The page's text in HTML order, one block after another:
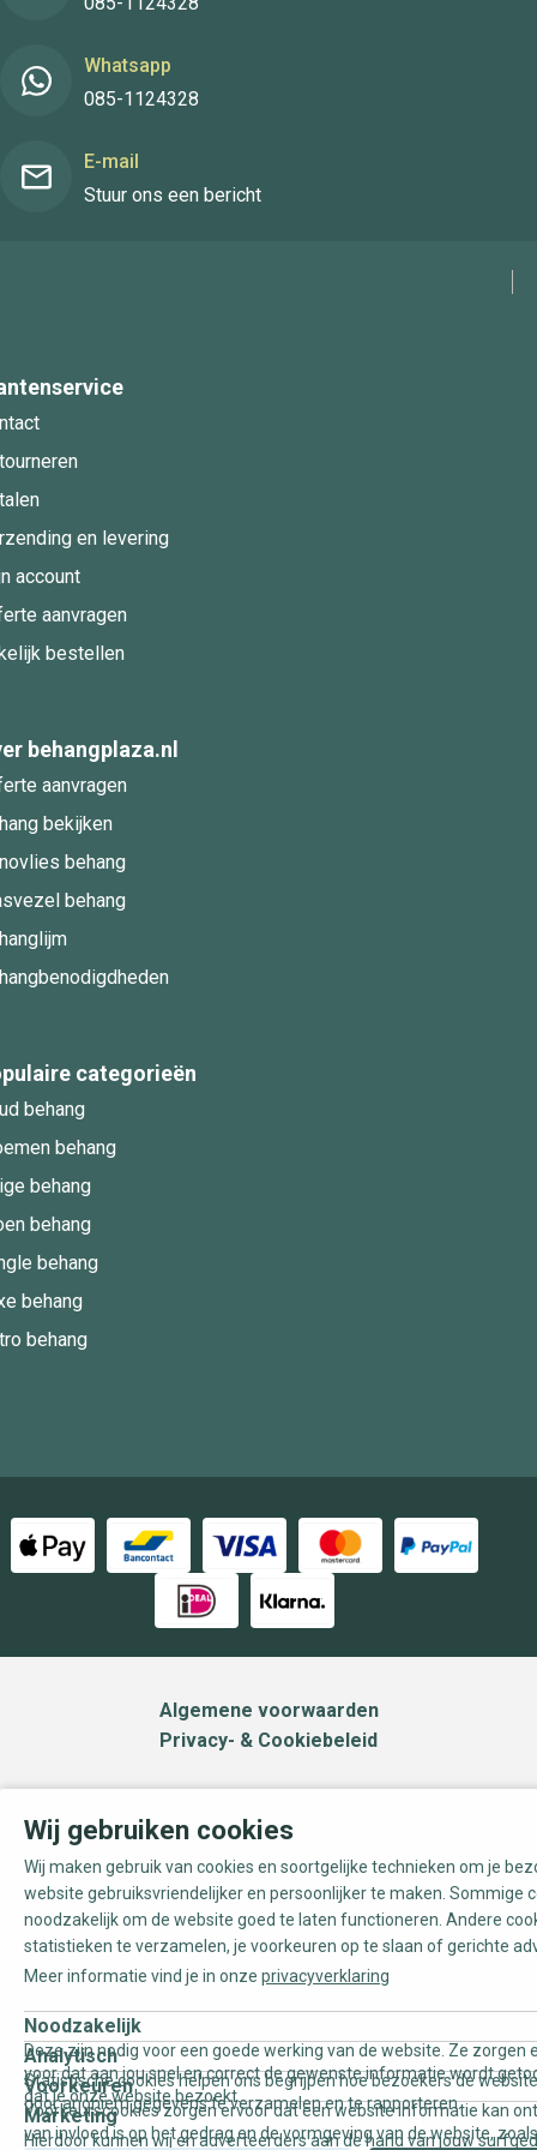
Whatsapp
085-1124328
E-mail
Stuur ons een bericht
en levering
account
aanvragen
bestellen
behangplaza.nl
aanvragen
bekijken
behang
behang
categorieën
behang
behang
behang
behang
behang
behang
behang
Algemene voorwaarden
Privacy- & Cookiebeleid
Wij gebruiken cookies
Wij maken gebruik van cookies en soortgelijke technieken om je
website gebruiksvriendelijker en persoonlijker te maken. Sommige
noodzakelijk om de website goed te laten functioneren. Andere
statistieken te verzamelen, je voorkeuren op te slaan of gerichte
Meer informatie vind je in onze privacyverklaring
Noodzakelijk
Deze zijn nodig voor een goede werking van de website. Ze zorgen
voor dat aan jou snel en correct de gewenste informatie wordt
dat je onze website bezoekt.
Analytisch
Statistische cookies helpen ons begrijpen hoe bezoekers de
door anoniem gegevens te verzamelen en te rapporteren.
Voorkeuren
Voorkeurscookies zorgen ervoor dat een website informatie kan
van invloed is op het gedrag en de vormgeving van de website,
Marketing
Hierdoor kunnen wij en adverteerders aan de hand van jouw